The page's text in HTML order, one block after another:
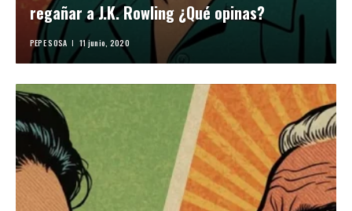
regañar a J.K. Rowling ¿Qué opinas?
PEPE SOSA 11 junio, 2020